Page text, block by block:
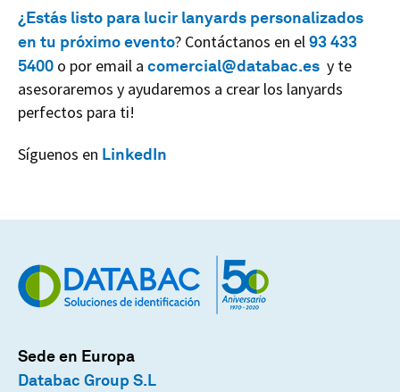
¿Estás listo para lucir lanyards personalizados
en tu próximo evento? Contáctanos en el93 433
5400 o por email a comercial@databac.es y te
asesoraremos y ayudaremos a crear los lanyards
perfectos para ti!
Síguenos en LinkedIn
Sede en Europa
Databac Group S.L